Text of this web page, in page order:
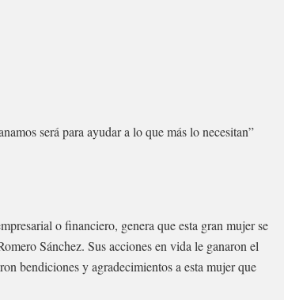
será para ayudar a lo que más lo necesitan”
o financiero, genera que esta gran mujer se
Sánchez. Sus acciones en vida le ganaron el
bendiciones y agradecimientos a esta mujer que